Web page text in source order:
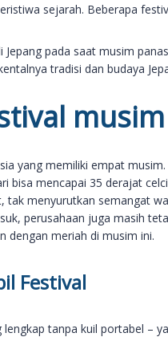
sejarah. Beberapa
Jepang pada saat musim
tradisi dan budaya
yang memiliki empat
bisa mencapai 35 derajat
tak menyurutkan semangat
perusahaan juga masih
dengan meriah di musim ini.
Festival
tanpa kuil portabel –